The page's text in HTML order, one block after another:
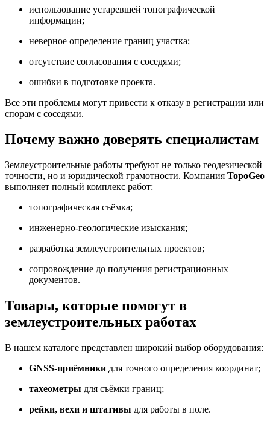
использование устаревшей топографической
информации;
неверное определение границ участка;
отсутствие согласования с соседями;
ошибки в подготовке проекта.
Все эти проблемы могут привести к отказу в регистрации или
спорам с соседями.
Почему важно доверять специалистам
Землеустроительные работы требуют не только геодезической
точности, но и юридической грамотности. Компания TopoGeo
выполняет полный комплекс работ:
топографическая съёмка;
инженерно-геологические изыскания;
разработка землеустроительных проектов;
сопровождение до получения регистрационных
документов.
Товары, которые помогут в
землеустроительных работах
В нашем каталоге представлен широкий выбор оборудования:
GNSS-приёмники для точного определения координат;
тахеометры для съёмки границ;
рейки, вехи и штативы для работы в поле.